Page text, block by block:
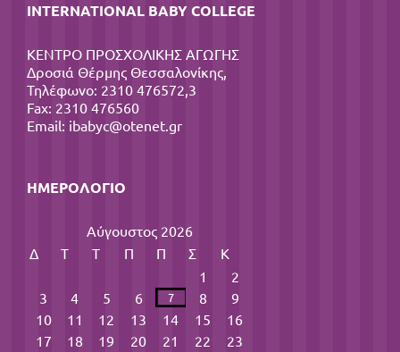
INTERNATIONAL BABY COLLEGE
ΚΕΝΤΡΟ ΠΡΟΣΧΟΛΙΚΗΣ ΑΓΩΓΗΣ
Δροσιά Θέρμης Θεσσαλονίκης,
Τηλέφωνο: 2310 476572,3
Fax: 2310 476560
Email: ibabyc@otenet.gr
ΗΜΕΡΟΛΌΓΙΟ
Αύγουστος 2026
Δ
Τ Τ Π Π Σ
Κ
1
2
3
4 5 6 7 8
9
10
11 12 13 14 15
16
17
18 19 20 21 22
23